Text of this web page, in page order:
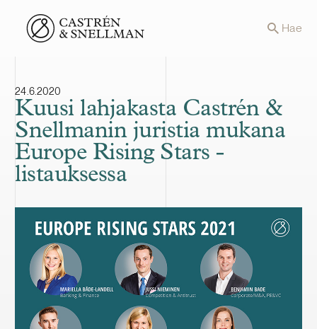
Front page Hae
24.6.2020
Kuusi lahjakasta Castrén &
Snellmanin juristia mukana
Europe Rising Stars -
listauksessa